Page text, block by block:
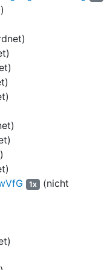
die Gerichts- und die
ohne Erfolg. Aus
Senat allein
(
sich weder ernstliche
i.S.d.§ 124 Abs. 2 Nr.
Urteils bestehen,
gegen die
sprechen.
ein einzelner tragender
mit
1x (nicht